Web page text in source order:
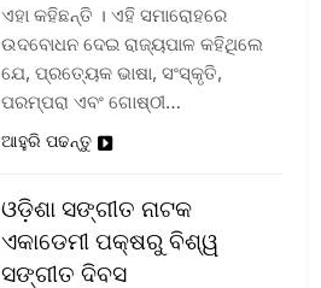
ଏହା କହିଛନ୍ତି । ଏହି ସମାରୋହରେ
ଉଦବୋଧନ ଦେଇ ରାଜ୍ୟପାଳ କହିଥିଲେ
ଯେ, ପ୍ରତ୍ୟେକ ଭାଷା, ସଂସ୍କୃତି,
ପରମ୍ପରା ଏବଂ ଗୋଷ୍ଠୀ…
ଆହୁରି ପଢନ୍ତୁ
ଓଡ଼ିଶା ସଙ୍ଗୀତ ନାଟକ
ଏକାଡେମୀ ପକ୍ଷରୁ ବିଶ୍ୱ
ସଙ୍ଗୀତ ଦିବସ